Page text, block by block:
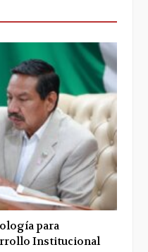
para
Institucional